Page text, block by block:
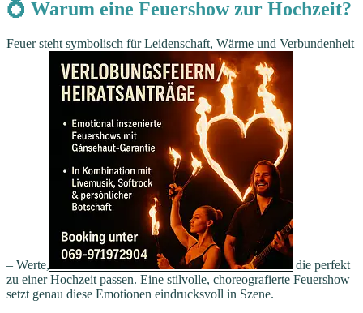
💍 Warum eine Feuershow zur Hochzeit?
Feuer steht symbolisch für Leidenschaft, Wärme und Verbundenheit
– Werte,
die perfekt
zu einer Hochzeit passen. Eine stilvolle, choreografierte Feuershow
setzt genau diese Emotionen eindrucksvoll in Szene.